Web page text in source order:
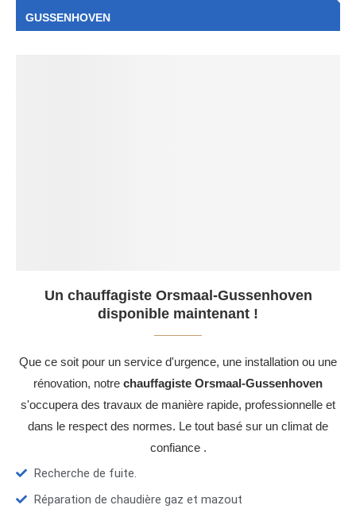
GUSSENHOVEN
Un chauffagiste Orsmaal-Gussenhoven
disponible maintenant !
Que ce soit pour un service d'urgence, une installation ou une
rénovation, notre chauffagiste Orsmaal-Gussenhoven
s'occupera des travaux de manière rapide, professionnelle et
dans le respect des normes. Le tout basé sur un climat de
confiance .
Recherche de fuite.
Réparation de chaudière gaz et mazout